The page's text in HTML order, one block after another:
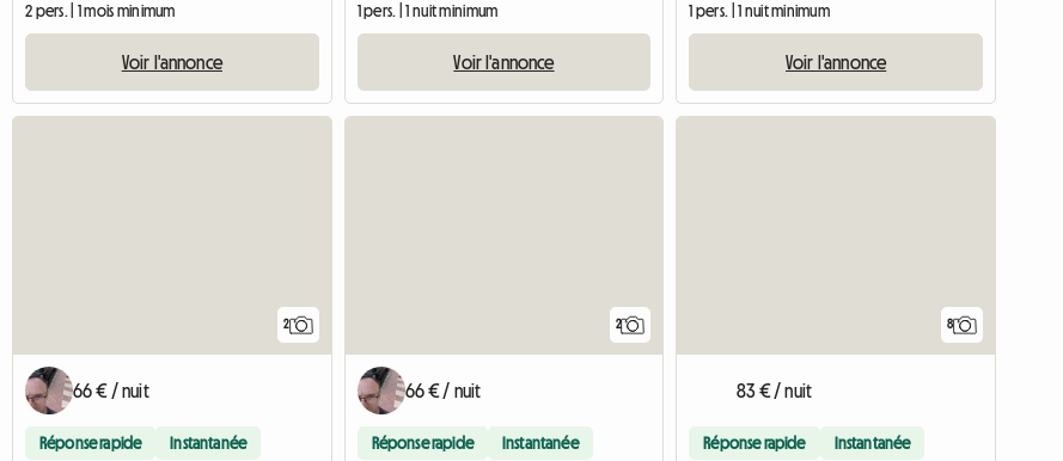
2 pers. | 1 mois minimum
Voir l'annonce
1 pers. | 1 nuit minimum
Voir l'annonce
1 pers. | 1 nuit minimum
Voir l'annonce
2
66 € / nuit
Réponse rapide Instantanée
2
66 € / nuit
Réponse rapide Instantanée
8
83 € / nuit
Réponse rapide Instantanée